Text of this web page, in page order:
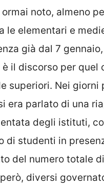
noto, almeno
le elementari e
già dal 7
il discorso per quel
superiori. Nei giorni
era parlato di una
degli istituti,
di studenti in
del numero totale
diversi